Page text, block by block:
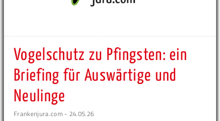
Vogelschutz zu Pfingsten: ein
Briefing für Auswärtige und
Neulinge
Frankenjura.com - 24.05.26